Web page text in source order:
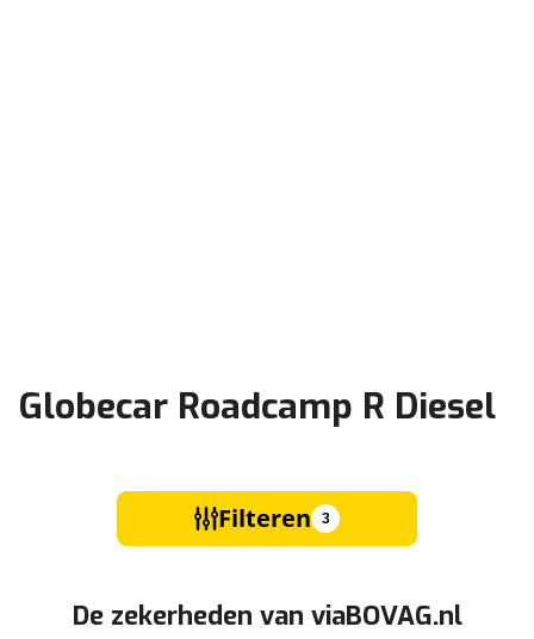
Globecar Roadcamp R Diesel
Filteren 3
De zekerheden van viaBOVAG.nl